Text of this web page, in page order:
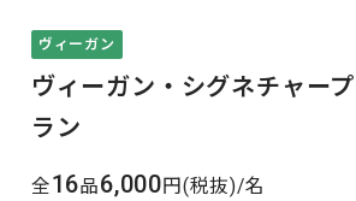
ヴィーガン
ヴィーガン・シグネチャープ
ラン
全16品6,000円(税抜)/名